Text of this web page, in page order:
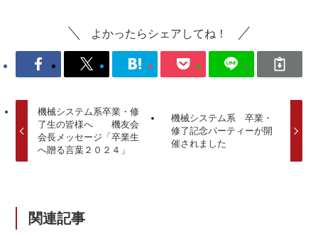
よかったらシェアしてね！
機械システム系卒業・修
了生の皆様へ 機友会
会長メッセージ「卒業生
へ贈る言葉２０２４」
機械システム系 卒業・
修了記念パーティーが開
催されました
関連記事